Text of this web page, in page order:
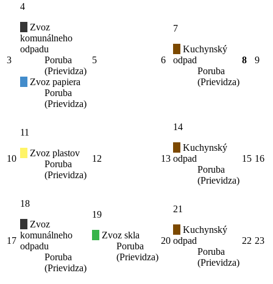
3
4
Zvoz
komunálneho
odpadu
Poruba
(Prievidza)
Zvoz papiera
Poruba
(Prievidza)
5 6
7
Kuchynský
odpad
Poruba
(Prievidza)
8 9
10
11
Zvoz plastov
Poruba
(Prievidza)
12 13
14
Kuchynský
odpad
Poruba
(Prievidza)
15 16
17
18
Zvoz
komunálneho
odpadu
Poruba
(Prievidza)
19
Zvoz skla
Poruba
(Prievidza)
20
21
Kuchynský
odpad
Poruba
(Prievidza)
22 23